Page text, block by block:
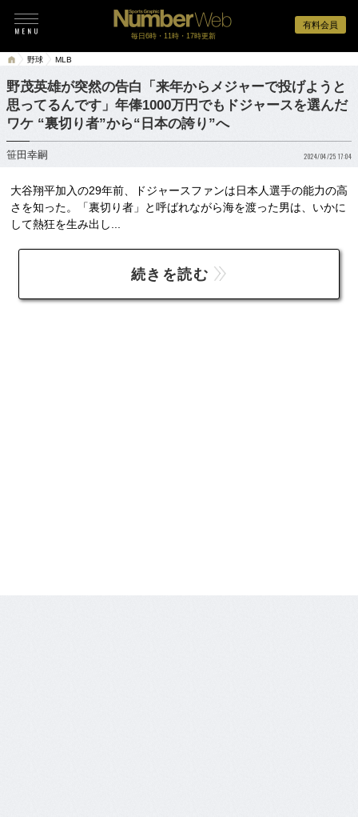
有料会員
毎日6時・11時・17時更新
野球 MLB
野茂英雄が突然の告白「来年からメジャーで投げようと
思ってるんです」年俸1000万円でもドジャースを選んだ
ワケ “裏切り者”から“日本の誇り”へ
笹田幸嗣 2024/04/25 17:04
大谷翔平加入の29年前、ドジャースファンは日本人選手の能力の高
さを知った。「裏切り者」と呼ばれながら海を渡った男は、いかに
して熱狂を生み出し...
続きを読む